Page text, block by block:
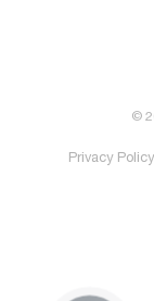
©
Privacy